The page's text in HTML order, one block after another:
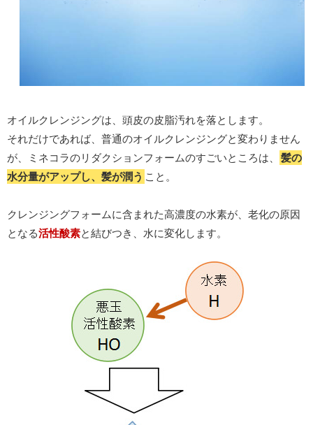
オイルクレンジングは、頭皮の皮脂汚れを落とします。
それだけであれば、普通のオイルクレンジングと変わりません
が、ミネコラのリダクションフォームのすごいところは、
髪の
水分量がアップし、髪が潤う こと。
クレンジングフォームに含まれた高濃度の水素が、老化の原因
となる活性酸素と結びつき、水に変化します。